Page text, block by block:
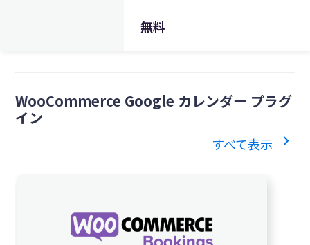
無料
WooCommerce Google カレンダー プラグ
イン
すべて表示 chevron_right